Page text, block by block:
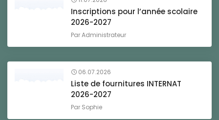
Inscriptions pour l’année scolaire
2026-2027
ParAdministrateur
06.07.2026
Liste de fournitures INTERNAT
2026-2027
Par Sophie